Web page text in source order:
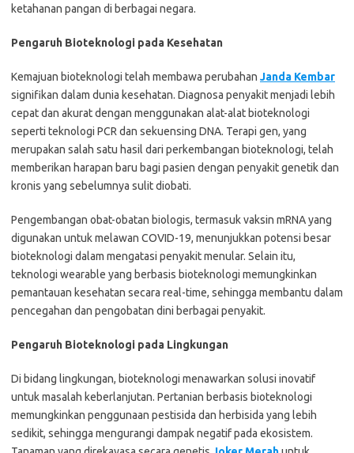
ketahanan pangan di berbagai negara.
Pengaruh Bioteknologi pada Kesehatan
Kemajuan bioteknologi telah membawa perubahan Janda Kembar
signifikan dalam dunia kesehatan. Diagnosa penyakit menjadi lebih
cepat dan akurat dengan menggunakan alat-alat bioteknologi
seperti teknologi PCR dan sekuensing DNA. Terapi gen, yang
merupakan salah satu hasil dari perkembangan bioteknologi, telah
memberikan harapan baru bagi pasien dengan penyakit genetik dan
kronis yang sebelumnya sulit diobati.
Pengembangan obat-obatan biologis, termasuk vaksin mRNA yang
digunakan untuk melawan COVID-19, menunjukkan potensi besar
bioteknologi dalam mengatasi penyakit menular. Selain itu,
teknologi wearable yang berbasis bioteknologi memungkinkan
pemantauan kesehatan secara real-time, sehingga membantu dalam
pencegahan dan pengobatan dini berbagai penyakit.
Pengaruh Bioteknologi pada Lingkungan
Di bidang lingkungan, bioteknologi menawarkan solusi inovatif
untuk masalah keberlanjutan. Pertanian berbasis bioteknologi
memungkinkan penggunaan pestisida dan herbisida yang lebih
sedikit, sehingga mengurangi dampak negatif pada ekosistem.